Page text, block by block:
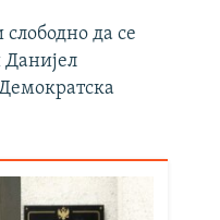
да се
Данијел